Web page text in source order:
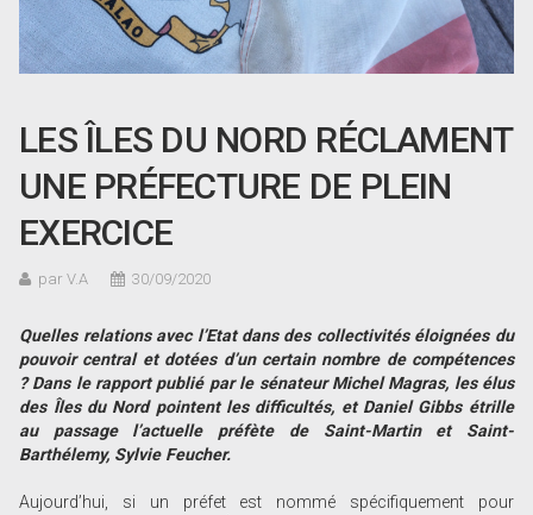
LES ÎLES DU NORD RÉCLAMENT
UNE PRÉFECTURE DE PLEIN
EXERCICE
par V.A 30/09/2020
Quelles relations avec l’Etat dans des collectivités éloignées du
pouvoir central et dotées d’un certain nombre de compétences
? Dans le rapport publié par le sénateur Michel Magras, les élus
des Îles du Nord pointent les difficultés, et Daniel Gibbs étrille
au passage l’actuelle préfète de Saint-Martin et Saint-
Barthélemy, Sylvie Feucher.
Aujourd’hui, si un préfet est nommé spécifiquement pour